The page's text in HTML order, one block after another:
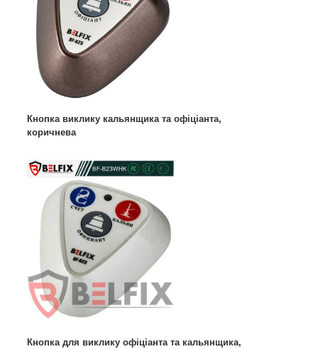
Кнопка виклику кальянщика та офіціанта,
коричнева
Кнопка для виклику офіціанта та кальянщика,